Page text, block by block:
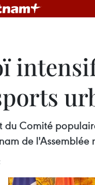
du Comité
de